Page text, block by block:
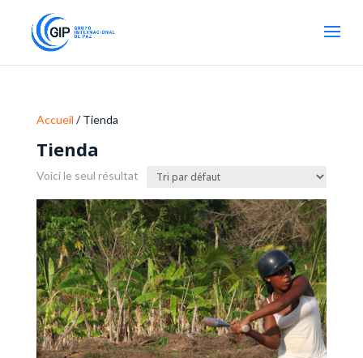
Accueil / Tienda
Tienda
Voici le seul résultat